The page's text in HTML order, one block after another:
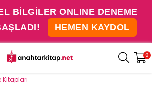
BİLGİLER ONLINE DENEME
HEMEN KAYDOL
0
Kitapları